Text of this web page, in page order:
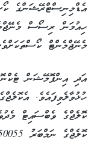
އެޑްމިނިސްޓްރޭޝަންގެ
ހިއުމަން ރިސޯސް
މެނޭޖްމެންޓް
އަދި އިންފޮމޭޝަން
ހުޅުވާލެވިފައެވެ.
ކޮލެޖްގެ ވެބްސައިޓް
ކޮލެޖްގެ ނަމްބަރު 9750055 އަށް ވައިބަރ މެދުވެރިކޮށްވެސް ހުށަހެޅޭނެ އެވެ.